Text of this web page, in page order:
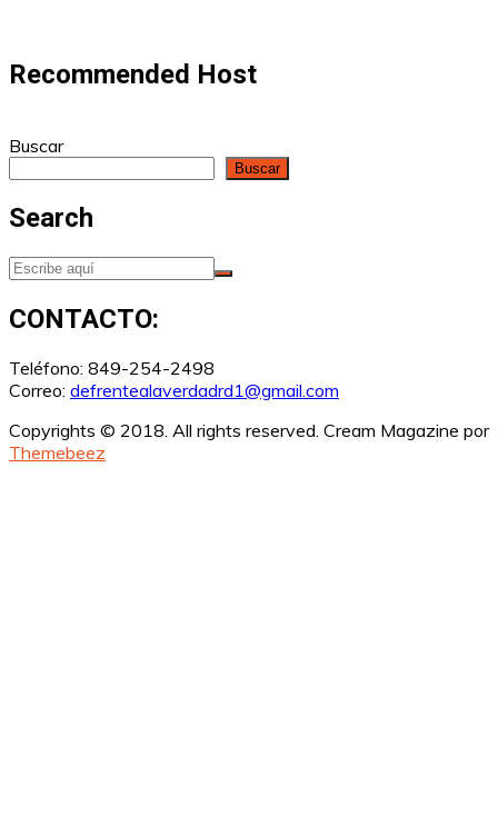
Recommended Host
Buscar
Buscar
Search
CONTACTO:
Teléfono: 849-254-2498
Correo: defrentealaverdadrd1@gmail.com
Copyrights © 2018. All rights reserved. Cream Magazine por
Themebeez